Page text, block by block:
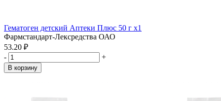
Гематоген детский Аптеки Плюс 50 г x1
Фармстандарт-Лексредства ОАО
53.20 ₽
-
+
В корзину